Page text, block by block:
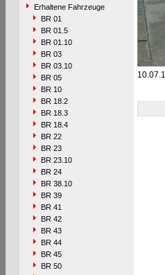
Erhaltene Fahrzeuge
BR 01
BR 01.5
BR 01.10
BR 03
BR 03.10
BR 05
BR 10
BR 18.2
BR 18.3
BR 18.4
BR 22
BR 23
BR 23.10
BR 24
BR 38.10
BR 39
BR 41
BR 42
BR 43
BR 44
BR 45
BR 50